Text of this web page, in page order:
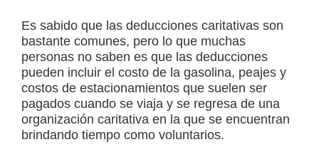
Es sabido que las deducciones caritativas son
bastante comunes, pero lo que muchas
personas no saben es que las deducciones
pueden incluir el costo de la gasolina, peajes y
costos de estacionamientos que suelen ser
pagados cuando se viaja y se regresa de una
organización caritativa en la que se encuentran
brindando tiempo como voluntarios.